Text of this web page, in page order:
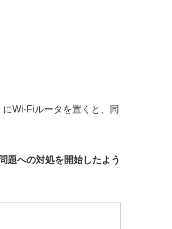
Wi-Fiルータを置くと、同
題への対処を開始したよう